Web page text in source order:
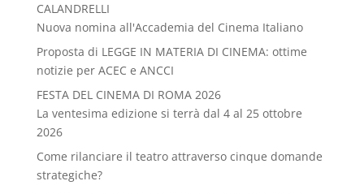
CALANDRELLI
Nuova nomina all'Accademia del Cinema Italiano
Proposta di LEGGE IN MATERIA DI CINEMA: ottime
notizie per ACEC e ANCCI
FESTA DEL CINEMA DI ROMA 2026
La ventesima edizione si terrà dal 4 al 25 ottobre
2026
Come rilanciare il teatro attraverso cinque domande
strategiche?